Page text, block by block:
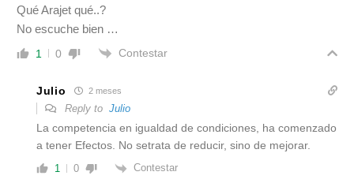
Qué Arajet qué..?
No escuche bien …
1 0 Contestar
Julio 2 meses
Reply to Julio
La competencia en igualdad de condiciones, ha comenzado
a tener Efectos. No setrata de reducir, sino de mejorar.
1 0 Contestar